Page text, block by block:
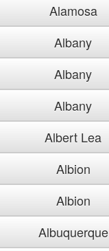
Alamosa
Albany
Albany
Albany
Albert Lea
Albion
Albion
Albuquerque